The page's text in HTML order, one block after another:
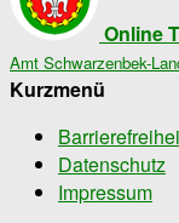
Online
Amt Schwarzenbek-
Kurzmenü
Datenschutz
Impressum